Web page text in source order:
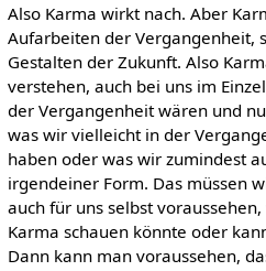
Also Karma wirkt nach. Aber
Aufarbeiten der Vergangenheit,
Gestalten der Zukunft. Also
verstehen, auch bei uns im
der Vergangenheit wären und
was wir vielleicht in der
haben oder was wir zumindest
irgendeiner Form. Das müssen
auch für uns selbst
Karma schauen könnte oder
Dann kann man voraussehen,